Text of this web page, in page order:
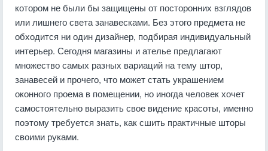
котором не были бы защищены от посторонних взглядов
или лишнего света занавесками. Без этого предмета не
обходится ни один дизайнер, подбирая индивидуальный
интерьер. Сегодня магазины и ателье предлагают
множество самых разных вариаций на тему штор,
занавесей и прочего, что может стать украшением
оконного проема в помещении, но иногда человек хочет
самостоятельно выразить свое видение красоты, именно
поэтому требуется знать, как сшить практичные шторы
своими руками.